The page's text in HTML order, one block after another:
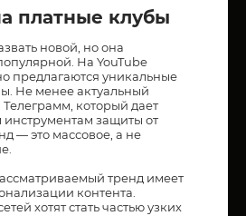
платные клубы
новой, но она
На YouTube
предлагаются уникальные
Не менее актуальный
который дает
инструментам защиты от
— это массовое, а не
тренд имеет
контента.
хотят стать частью узких